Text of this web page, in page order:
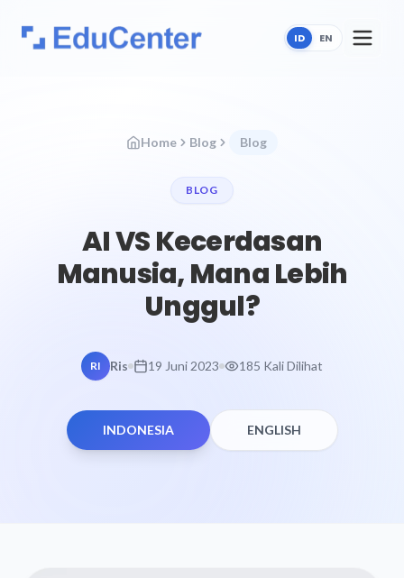
ID EN
Home Blog Blog
BLOG
AI VS Kecerdasan
Manusia, Mana Lebih
Unggul?
RI Ris 19 Juni 2023 185 Kali Dilihat
INDONESIA ENGLISH